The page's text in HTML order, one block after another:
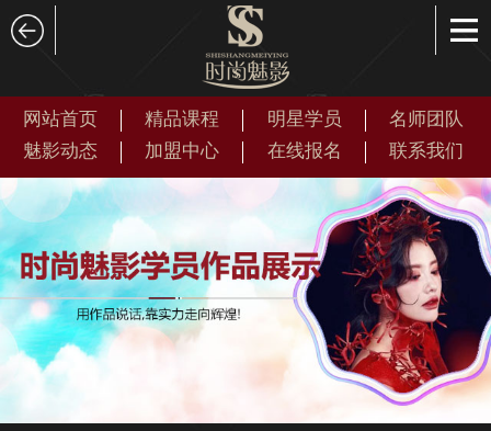
网站首页 精品课程 明星学员
名师团队
魅影动态
加盟中心 在线报名 联系我们